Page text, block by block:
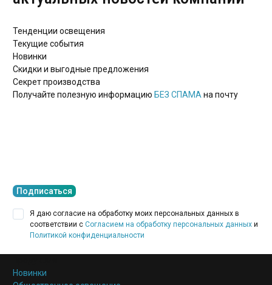
Тенденции освещения
Текущие события
Новинки
Скидки и выгодные предложения
Секрет производства
Получайте полезную информацию БЕЗ СПАМА на почту
Подписаться
Я даю согласие на обработку моих персональных данных в
соответствии с Согласием на обработку персональных данных и
Политикой конфиденциальности
Новинки